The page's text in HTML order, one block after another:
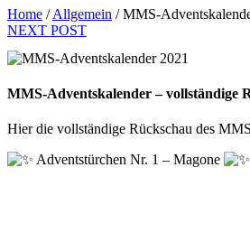
Home /Allgemein /MMS-
NEXT POST
MMS-Adventskalender – vollständige
Hier die vollständige Rückschau des
Adventstürchen Nr. 1 – Magone